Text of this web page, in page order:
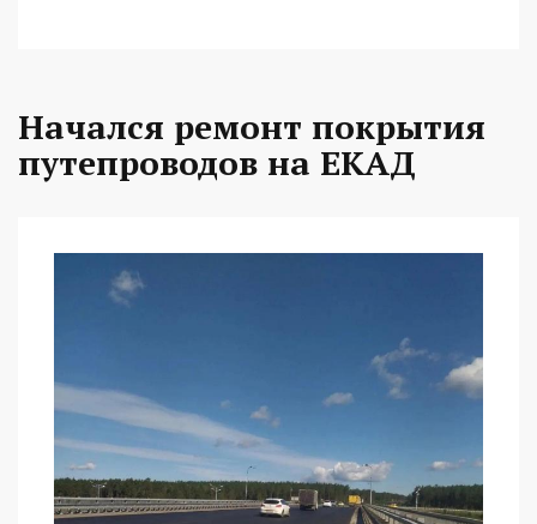
Начался ремонт покрытия
путепроводов на ЕКАД